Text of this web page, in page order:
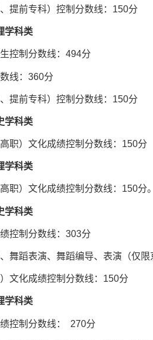
前专科）控制分数线：150分
学科类
制分数线：494分
线：360分
前专科）控制分数线：150分
学科类
）文化成绩控制分数线：150分
学科类
）文化成绩控制分数线：150分。
学科类
制分数线：303分
蹈表演、舞蹈编导、表演（仅限
化成绩控制分数线：150分
学科类
制分数线： 270分